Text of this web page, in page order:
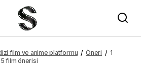
ile ilgili 5 film önerisi – Seyrederiz
film ve anime platformu Öneri
1
5 film önerisi